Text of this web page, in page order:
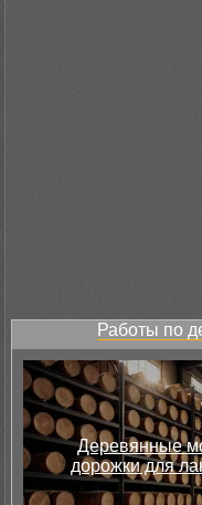
Работы по
Деревянные
дорожки для